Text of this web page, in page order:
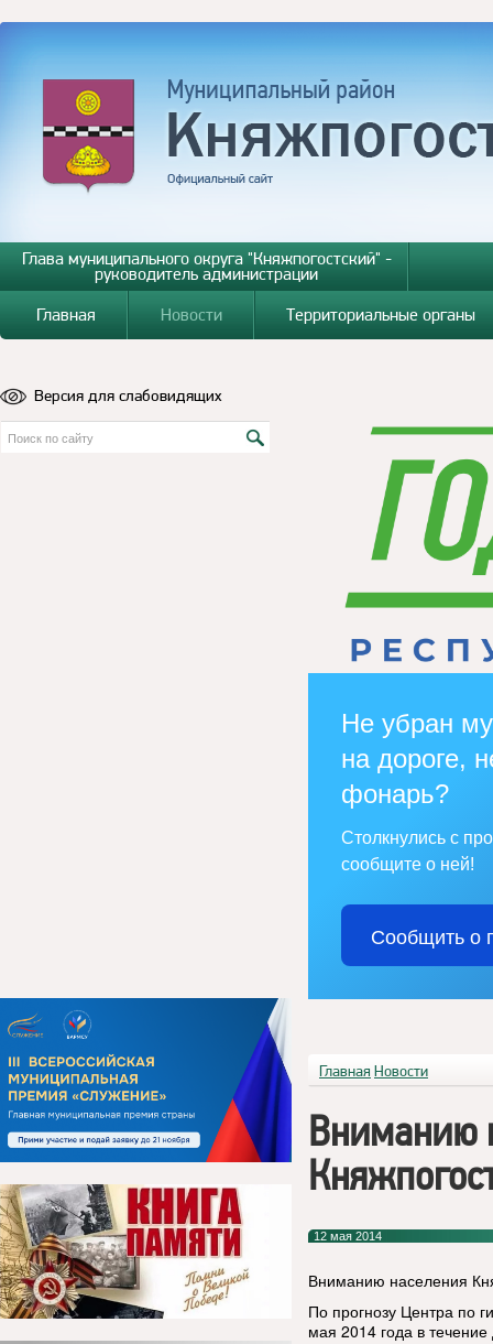
Глава муниципального округа "Княжпогостский" -
руководитель администрации
Главная
Новости Территориальные органы
Версия для слабовидящих
Не убран
на дороге,
фонарь?
Столкнулись с
сообщите о ней!
Сообщить о
Главная Новости
Вниманию
12 мая 2014
Вниманию населения
По прогнозу Центра по
мая 2014 года в